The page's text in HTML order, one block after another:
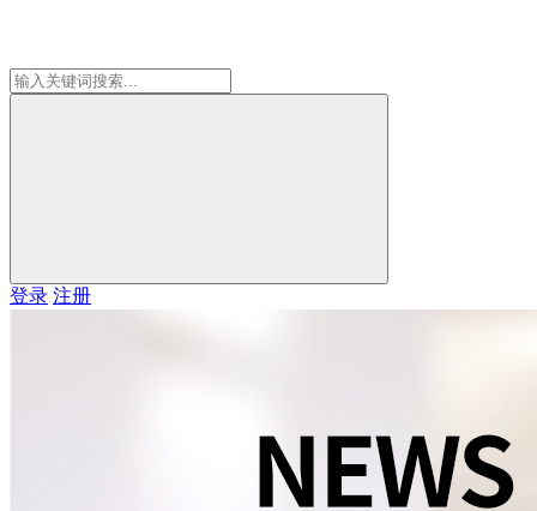
登录 注册